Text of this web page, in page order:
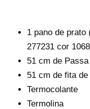
1 pano de prato
277231 cor
51 cm de
51 cm de fita
Termocolante
Termolina